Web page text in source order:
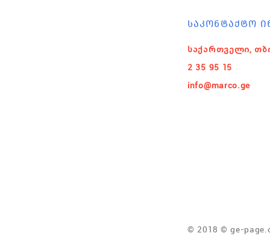
ᲡᲐᲙᲝᲜᲢᲐᲥᲢᲝ
საქართველი,
2 35 95 15
info@marco.ge
© 2018 © ge-